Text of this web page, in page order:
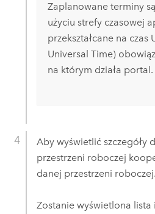
Zaplanowane terminy
użyciu strefy czasowej
przekształcane na czas
Universal Time)
na którym działa portal.
Aby wyświetlić szczegóły
przestrzeni roboczej
danej przestrzeni roboczej.
Zostanie wyświetlona lista